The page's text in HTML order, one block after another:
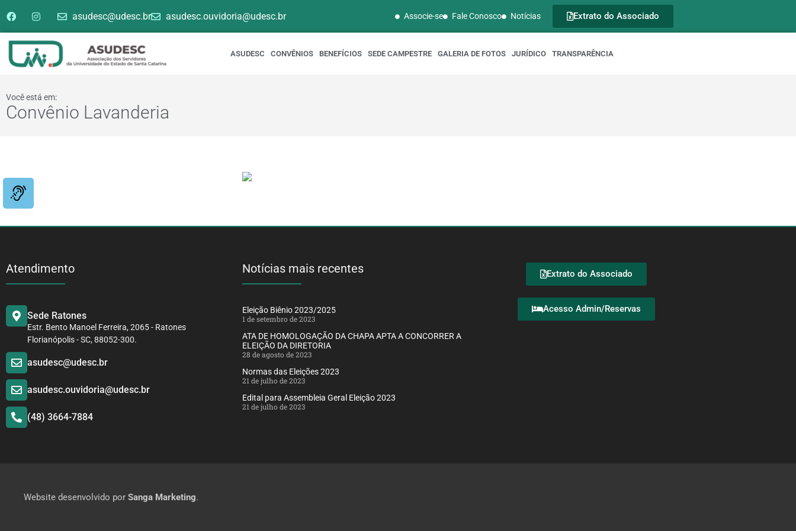
asudesc@udesc.br asudesc.ouvidoria@udesc.br Associe-se Fale Conosco Notícias Extrato do Associado
ASUDESC CONVÊNIOS BENEFÍCIOS SEDE CAMPESTRE GALERIA DE FOTOS JURÍDICO TRANSPARÊNCIA
Você está em:
Convênio Lavanderia
Atendimento
Sede Ratones
Estr. Bento Manoel Ferreira, 2065 - Ratones
Florianópolis - SC, 88052-300.
asudesc@udesc.br
asudesc.ouvidoria@udesc.br
(48) 3664-7884
Notícias mais recentes
Eleição Biênio 2023/2025
1 de setembro de 2023
ATA DE HOMOLOGAÇÃO DA CHAPA APTA A CONCORRER A
ELEIÇÃO DA DIRETORIA
28 de agosto de 2023
Normas das Eleições 2023
21 de julho de 2023
Edital para Assembleia Geral Eleição 2023
21 de julho de 2023
Extrato do Associado
Acesso Admin/Reservas
Website desenvolvido por Sanga Marketing.